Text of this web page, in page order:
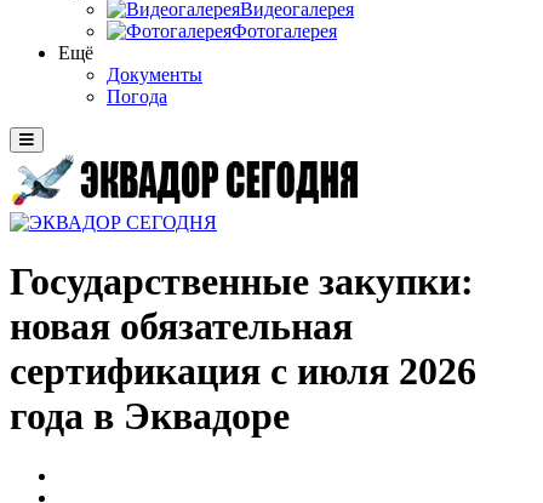
Видеогалерея
Фотогалерея
Ещё
Документы
Погода
Государственные закупки:
новая обязательная
сертификация с июля 2026
года в Эквадоре